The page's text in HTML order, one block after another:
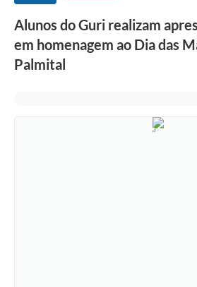
Contato
Alunos do Guri realizam
em homenagem ao Dia das
Palmital